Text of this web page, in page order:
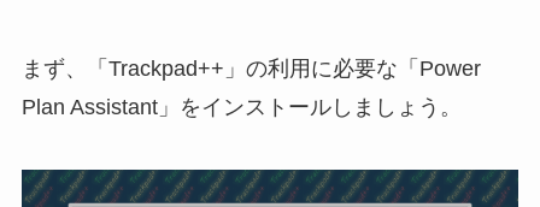
まず、「Trackpad++」の利用に必要な「Power
Plan Assistant」をインストールしましょう。